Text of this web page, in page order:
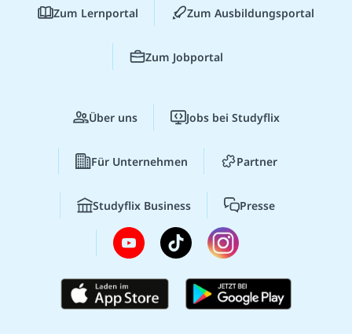
Zum Lernportal Zum Ausbildungsportal
Zum Jobportal
Über uns Jobs bei Studyflix
Für Unternehmen Partner
Studyflix Business Presse